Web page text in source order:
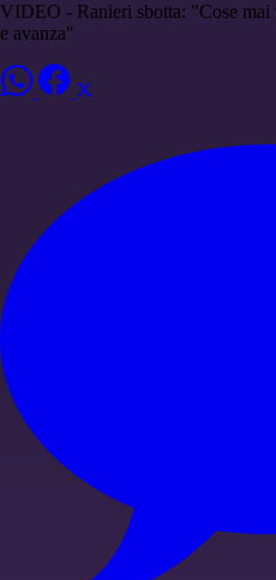
VIDEO - Ranieri sbotta: "Cose mai
e avanza"